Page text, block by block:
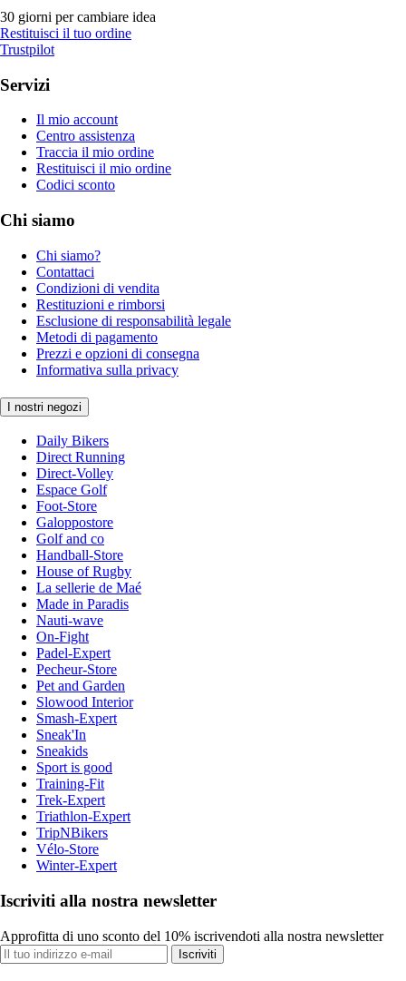
30 giorni per cambiare idea
Restituisci il tuo ordine
Trustpilot
Servizi
Il mio account
Centro assistenza
Traccia il mio ordine
Restituisci il mio ordine
Codici sconto
Chi siamo
Chi siamo?
Contattaci
Condizioni di vendita
Restituzioni e rimborsi
Esclusione di responsabilità legale
Metodi di pagamento
Prezzi e opzioni di consegna
Informativa sulla privacy
I nostri negozi
Daily Bikers
Direct Running
Direct-Volley
Espace Golf
Foot-Store
Galoppostore
Golf and co
Handball-Store
House of Rugby
La sellerie de Maé
Made in Paradis
Nauti-wave
On-Fight
Padel-Expert
Pecheur-Store
Pet and Garden
Slowood Interior
Smash-Expert
Sneak'In
Sneakids
Sport is good
Training-Fit
Trek-Expert
Triathlon-Expert
TripNBikers
Vélo-Store
Winter-Expert
Iscriviti alla nostra newsletter
Approfitta di uno sconto del 10% iscrivendoti alla nostra newsletter
Iscriviti